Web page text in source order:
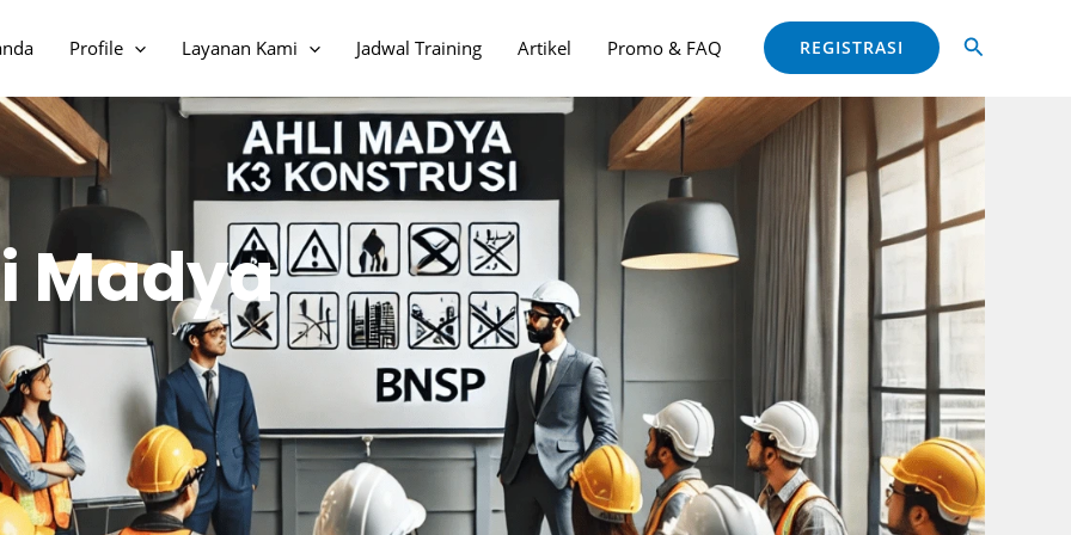
Profile Layanan Kami Jadwal Training Artikel Promo & FAQ REGISTRASI Cari
Madya
dengan mendaftarkan 3 atau lebih peserta dari 1 perusahaan yang sama! Close